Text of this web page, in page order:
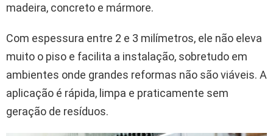
madeira, concreto e mármore.
Com espessura entre 2 e 3 milímetros, ele não eleva
muito o piso e facilita a instalação, sobretudo em
ambientes onde grandes reformas não são viáveis. A
aplicação é rápida, limpa e praticamente sem
geração de resíduos.